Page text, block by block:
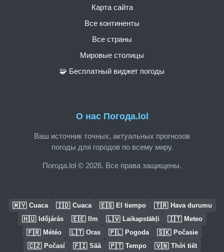
О нас Погода.lol
Ваш источник точных, актуальных прогнозов
погоды для городов по всему миру.
Погода.lol © 2026. Все права защищены.
Карта сайта
Все континенты
Все страны
Мировые столицы
🧩 Бесплатный виджет погоды
🇲🇾 Cuaca 🇮🇩 Cuaca 🇪🇸 El tiempo 🇹🇷 Hava durumu
🇭🇺 Időjárás 🇪🇪 Ilm 🇱🇻 Laikapstākļi 🇮🇹 Meteo
🇫🇷 Météo 🇱🇹 Oras 🇵🇱 Pogoda 🇸🇰 Počasie
🇨🇿 Počasí 🇫🇮 Sää 🇵🇹 Tempo 🇻🇳 Thời tiết